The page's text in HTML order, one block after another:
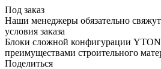
Под заказ
Наши менеджеры обязательно
условия заказа
Блоки сложной конфигурации
преимуществами строительного
Поделиться